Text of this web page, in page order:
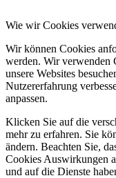
Wie wir Cookies
Wir können Cookies
werden. Wir verwenden
unsere Websites
Nutzererfahrung
anpassen.
Klicken Sie auf die
mehr zu erfahren. Sie
ändern. Beachten Sie,
Cookies Auswirkungen
und auf die Dienste